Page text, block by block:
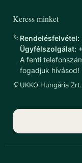
Keress minket
Rendelésfelvétel:
Ügyfélszolgálat:
A fenti
fogadjuk hívásod!
UKKO Hungária